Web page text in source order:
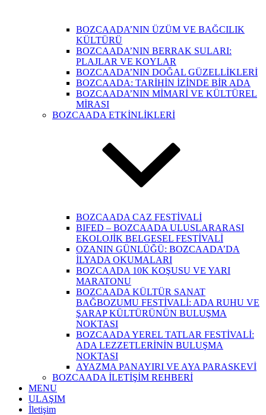
BOZCAADA’NIN ÜZÜM VE BAĞCILIK
KÜLTÜRÜ
BOZCAADA’NIN BERRAK SULARI:
PLAJLAR VE KOYLAR
BOZCAADA’NIN DOĞAL GÜZELLİKLERİ
BOZCAADA: TARİHİN İZİNDE BİR ADA
BOZCAADA’NIN MİMARİ VE KÜLTÜREL
MİRASI
BOZCAADA ETKİNLİKLERİ
BOZCAADA CAZ FESTİVALİ
BIFED – BOZCAADA ULUSLARARASI
EKOLOJİK BELGESEL FESTİVALİ
OZANIN GÜNLÜĞÜ: BOZCAADA’DA
İLYADA OKUMALARI
BOZCAADA 10K KOŞUSU VE YARI
MARATONU
BOZCAADA KÜLTÜR SANAT
BAĞBOZUMU FESTİVALİ: ADA RUHU VE
ŞARAP KÜLTÜRÜNÜN BULUŞMA
NOKTASI
BOZCAADA YEREL TATLAR FESTİVALİ:
ADA LEZZETLERİNİN BULUŞMA
NOKTASI
AYAZMA PANAYIRI VE AYA PARASKEVİ
BOZCAADA İLETİŞİM REHBERİ
MENU
ULAŞIM
İletişim